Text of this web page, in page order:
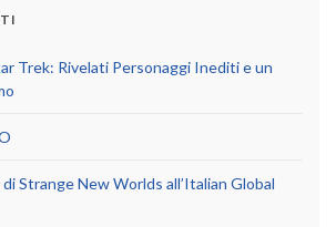
Trek: Rivelati Personaggi Inediti e un
Strange New Worlds all’Italian Global